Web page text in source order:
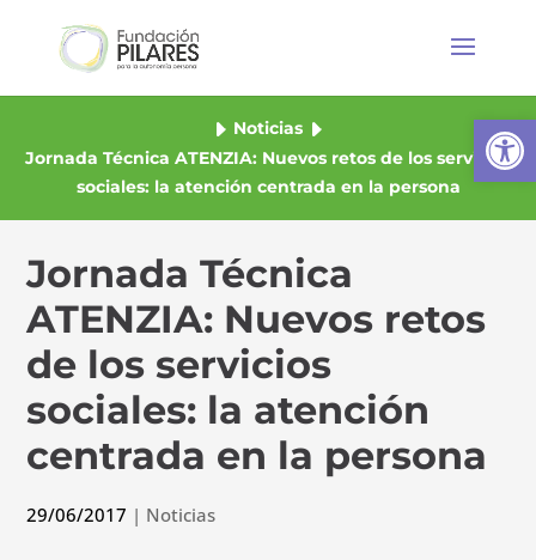
Noticias
Jornada Técnica ATENZIA: Nuevos retos de los servicios
sociales: la atención centrada en la persona
Jornada Técnica
ATENZIA: Nuevos retos
de los servicios
sociales: la atención
centrada en la persona
29/06/2017 | Noticias